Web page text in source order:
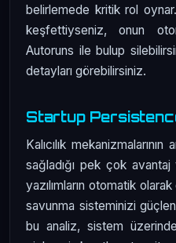
belirlemede kritik rol
keşfettiyseniz, onun
Autoruns ile bulup
detayları görebilirsiniz.
Startup
Kalıcılık
sağladığı pek çok
yazılımların otomatik olarak
savunma sisteminizi
bu analiz, sistem